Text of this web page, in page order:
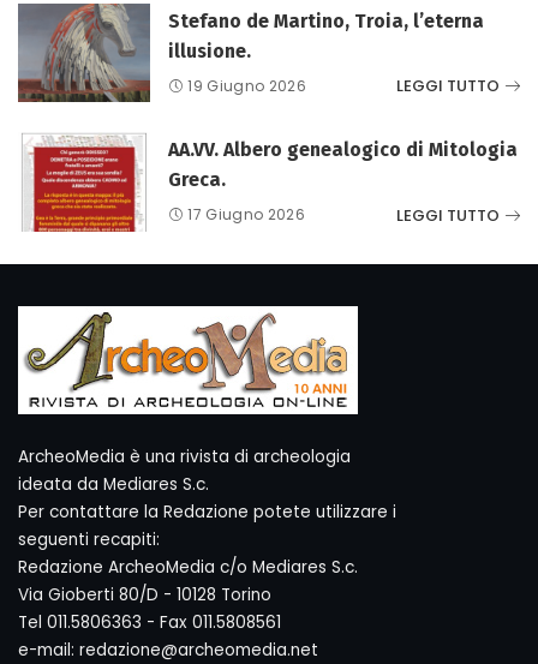
Stefano de Martino, Troia, l’eterna
illusione.
19 Giugno 2026 LEGGI TUTTO
AA.VV. Albero genealogico di Mitologia
Greca.
17 Giugno 2026 LEGGI TUTTO
ArcheoMedia è una rivista di archeologia
ideata da Mediares S.c.
Per contattare la Redazione potete utilizzare i
seguenti recapiti:
Redazione ArcheoMedia c/o Mediares S.c.
Via Gioberti 80/D - 10128 Torino
Tel 011.5806363 - Fax 011.5808561
e-mail: redazione@archeomedia.net